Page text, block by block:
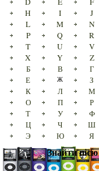
H
I J
L
M N
P
Q R
T
U V
X
Y Z
Б
В Г
Е
Ж З
К
Л М
О
П Р
Т
У Ф
Ц
Ч Ш
Э
Ю Я
Знайти пісю